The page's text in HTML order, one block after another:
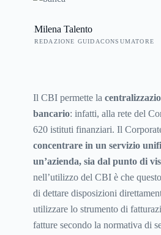
Milena Talento
REDAZIONE GUIDACONSUMATORE
Il CBI permette la
bancario: infatti, alla rete del
620 istituti finanziari. Il
concentrare in un servizio
un’azienda, sia dal punto di
nell’utilizzo del CBI è che
di dettare disposizioni
utilizzare lo strumento di
fatture secondo la normativa di